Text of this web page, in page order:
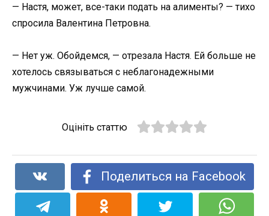
— Настя, может, все-таки подать на алименты? — тихо
спросила Валентина Петровна.
— Нет уж. Обойдемся, — отрезала Настя. Ей больше не
хотелось связываться с неблагонадежными
мужчинами. Уж лучше самой.
Оцініть статтю
Поделиться на Facebook